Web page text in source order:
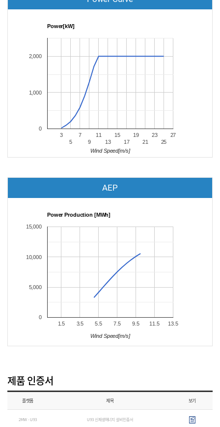
Power[kW]
3
5
7
9
11
13
15
17
19
21
23
25
27
0
1,000
2,000
Wind Speed[m/s]
AEP
Power Production [MWh]
1.5 3.5 5.5 7.5 9.5 11.5 13.5
0
5,000
10,000
15,000
Wind Speed[m/s]
제품 인증서
플랫폼 제목 보기
2MW - U93 U93 신재생에너지 설비인증서